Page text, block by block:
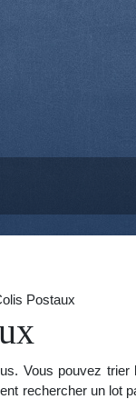
Postaux
Vous pouvez
rechercher un lot